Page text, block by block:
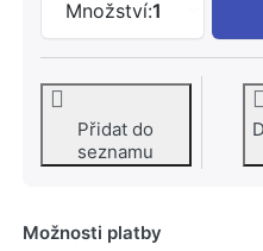
Množství:1
Přidat do
seznamu
Možnosti platby